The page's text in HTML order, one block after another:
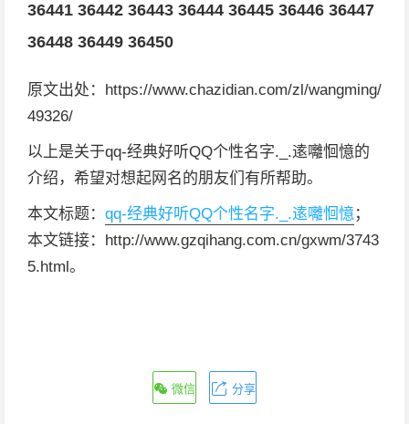
36441 36442 36443 36444 36445 36446 36447
36448 36449 36450
原文出处：https://www.chazidian.com/zl/wangming/
49326/
以上是关于qq-经典好听QQ个性名字._.逺囄恛憶的
介绍，希望对想起网名的朋友们有所帮助。
本文标题： qq-经典好听QQ个性名字._.逺囄恛憶 ；
本文链接：http://www.gzqihang.com.cn/gxwm/3743
5.html。
微信 分享